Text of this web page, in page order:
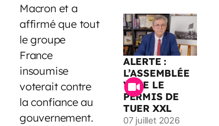
Macron et a
affirmé que tout
le groupe
France
insoumise
voterait contre
la confiance au
gouvernement.
ALERTE :
L’ASSEMBLÉE
VOTE LE
PERMIS DE
TUER XXL
07 juillet 2026